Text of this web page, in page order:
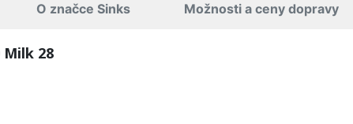
O značce Sinks Možnosti a ceny dopravy
Milk 28